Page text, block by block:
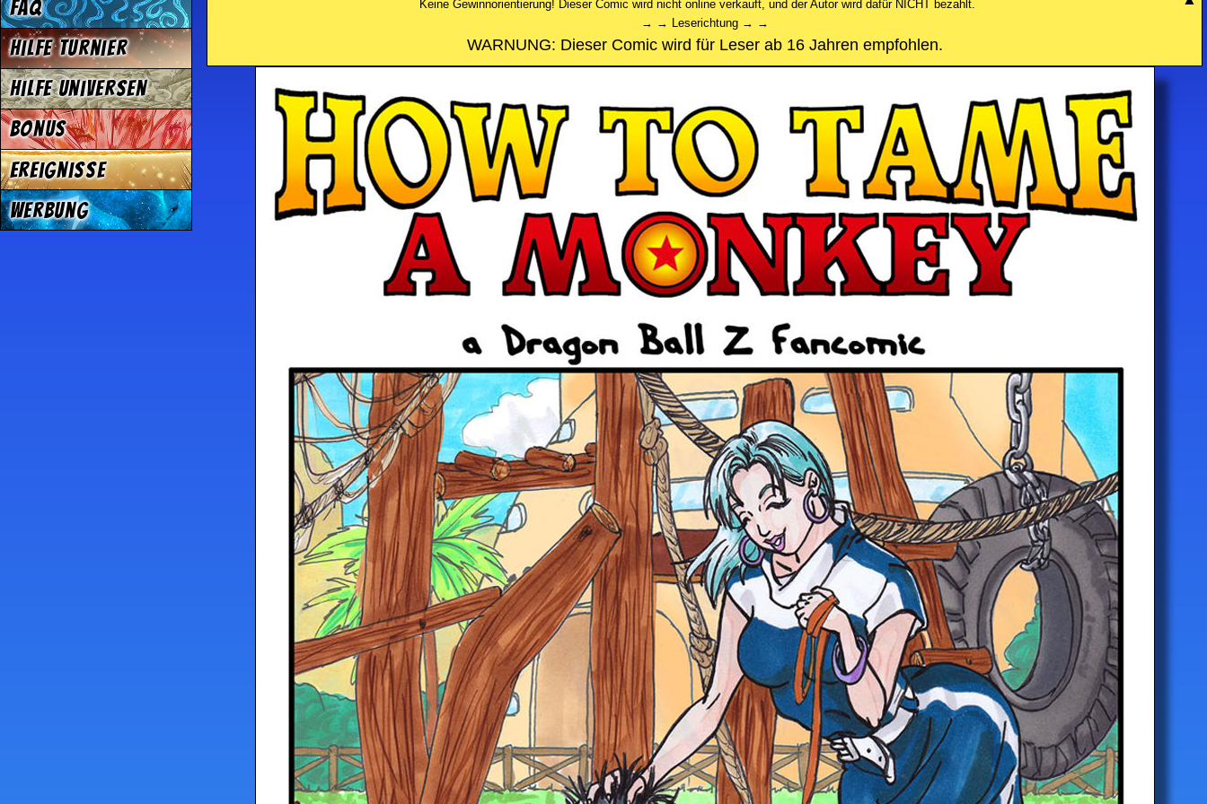
Keine Gewinnorientierung! Dieser Comic wird nicht online verkauft, und der Autor wird dafür NICHT bezahlt.
→ → Leserichtung → →
WARNUNG: Dieser Comic wird für Leser ab 16 Jahren empfohlen.
FAQ
Hilfe Turnier
Hilfe Universen
Bonus
Ereignisse
Werbung